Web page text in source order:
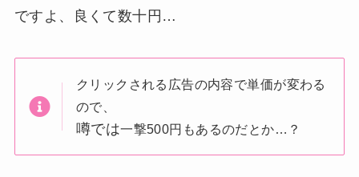
ですよ、良くて数十円…
クリックされる広告の内容で単価が変わる
ので、
噂では一撃500円もあるのだとか…？